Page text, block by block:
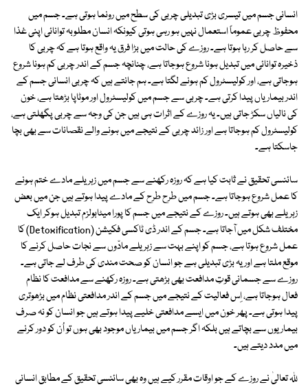
انسانی جسم میں تیسری بڑی تبدیلی چربی کی سطح میں رونما ہوتی ہے۔ جسم میں
محفوظ چربی عموماً استعمال نہیں ہو رہی ہوتی کیونکہ انسان مطلوبہ توانائی اپنی غذا
سے حاصل کر رہا ہوتا ہے۔ روزے کی حالت میں بڑا فرق یہ واقع ہوتا ہے کہ چربی کا
ذخیرہ توانائی میں تبدیل ہونا شروع ہوجاتا ہے، چنانچہ جسم کے اندر چربی کم ہونا شروع
ہوجاتی ہے، اور کولیسٹرول کم ہونے لگتا ہے۔ ہم جانتے ہیں کہ چربی انسانی جسم کے
اندر بیماریاں پیدا کرتی ہے۔ چربی سے جسم میں کولیسٹرول اور موٹاپا بڑھتا ہے، خون
کی نالیاں سکڑ جاتی ہیں۔ یہ روزے کے اثرات ہی ہیں جن کی وجہ سے چربی پگھلتی ہے،
کولیسٹرول کم ہوجاتا ہے اور زائد چربی کے نتیجے میں ہونے والے نقصانات سے بھی بچا
جاسکتا ہے۔
سائنسی تحقیق نے ثابت کیا ہے کہ روزہ رکھنے سے جسم میں زہریلے مادے ختم ہونے
کا عمل شروع ہوجاتا ہے۔ جسم میں طرح طرح کے مادے پیدا ہوتے ہیں جن میں بعض
زہریلے بھی ہوتے ہیں۔ روزے کے نتیجے میں جسم کا پورا میٹابولزم تبدیل ہوکر ایک
مختلف شکل میں آجاتا ہے۔ جسم کے اندر ڈی ٹاکسی فکیشن (Detoxification) کا
عمل شروع ہوتا ہے، جسم کو اپنے بہت سے زہریلے مادّوں سے نجات حاصل کرنے کا
موقع ملتا ہے اور یہ بڑی تبدیلی ہے جو انسان کو صحت مندی کی طرف لے جاتی ہے۔
روزے سے جسمانی قوتِ مدافعت بھی بڑھتی ہے۔ روزہ رکھنے سے مدافعت کا نظام
فعال ہوجاتا ہے، اِس فعالیت کے نتیجے میں جسم کے اندر مدافعتی نظام میں بڑھوتری
پیدا ہوتی ہے۔ پھر خون میں ایسے مدافعتی خلیے پیدا ہوتے ہیں جو انسان کو نہ صرف
بیماریوں سے بچاتے ہیں بلکہ اگر جسم میں بیماریاں موجود بھی ہوں تو اُن کو دور کرنے
میں مدد دیتے ہیں۔
ﷲ تعالیٰ نے روزے کے جو اوقات مقرر کیے ہیں وہ بھی سائنسی تحقیق کے مطابق انسانی